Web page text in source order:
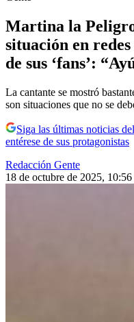
Martina la
situación en
de sus ‘fans’:
La cantante se mostró
son situaciones que no se
Siga las últimas noticias
entérese de sus protagonistas
Redacción Gente
18 de octubre de 2025, 10:56